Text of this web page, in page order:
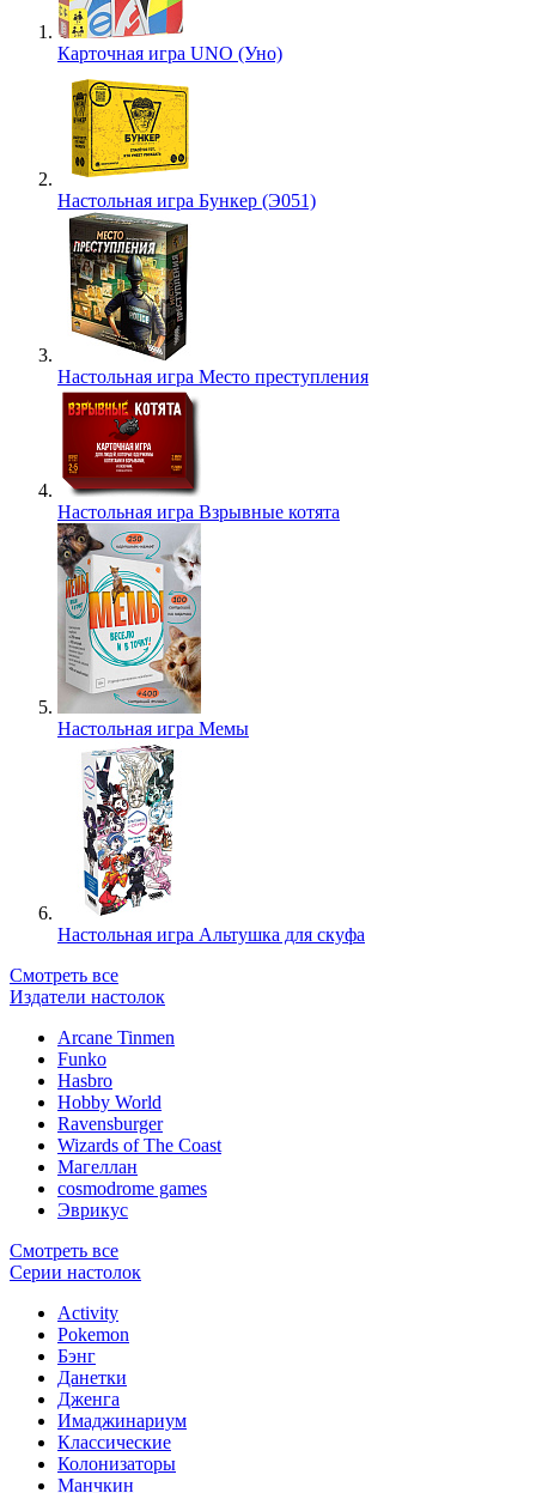
Карточная игра UNO (Уно)
Настольная игра Бункер (Э051)
Настольная игра Место преступления
Настольная игра Взрывные котята
Настольная игра Мемы
Настольная игра Альтушка для скуфа
Смотреть все
Издатели настолок
Arcane Tinmen
Funko
Hasbro
Hobby World
Ravensburger
Wizards of The Coast
Магеллан
сosmodrome games
Эврикус
Смотреть все
Серии настолок
Activity
Pokemon
Бэнг
Данетки
Дженга
Имаджинариум
Классические
Колонизаторы
Манчкин